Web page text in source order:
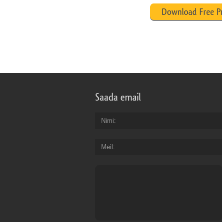
Download Free
Saada email
Nimi
Meil